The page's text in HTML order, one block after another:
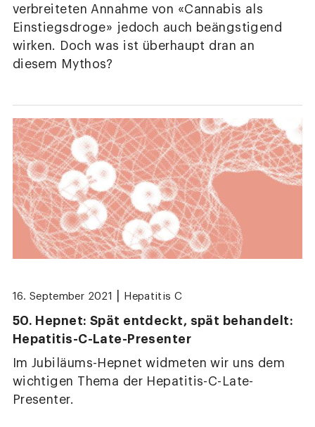
verbreiteten Annahme von «Cannabis als
Einstiegsdroge» jedoch auch beängstigend
wirken. Doch was ist überhaupt dran an
diesem Mythos?
16. September 2021 Hepatitis C
50. Hepnet: Spät entdeckt, spät behandelt:
Hepatitis-C-Late-Presenter
Im Jubiläums-Hepnet widmeten wir uns dem
wichtigen Thema der Hepatitis-C-Late-
Presenter.